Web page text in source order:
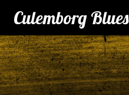
Skip
to
content
Culemborg Blues